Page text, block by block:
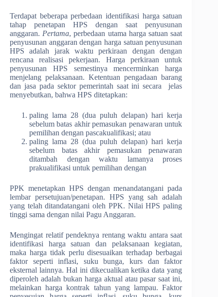
Terdapat beberapa perbedaan identifikasi harga satuan
tahap penetapan HPS dengan saat penyusunan
anggaran. Pertama, perbedaan utama harga satuan saat
penyusunan anggaran dengan harga satuan penyusunan
HPS adalah jarak waktu perkiraan dengan dengan
rencana realisasi pekerjaan. Harga perkiraan untuk
penyusunan HPS semestinya mencerminkan harga
menjelang pelaksanaan. Ketentuan pengadaan barang
dan jasa pada sektor pemerintah saat ini secara jelas
menyebutkan, bahwa HPS ditetapkan:
paling lama 28 (dua puluh delapan) hari kerja
sebelum batas akhir pemasukan penawaran untuk
pemilihan dengan pascakualifikasi; atau
paling lama 28 (dua puluh delapan) hari kerja
sebelum batas akhir pemasukan penawaran
ditambah dengan waktu lamanya proses
prakualifikasi untuk pemilihan dengan
PPK menetapkan HPS dengan menandatangani pada
lembar persetujuan/penetapan. HPS yang sah adalah
yang telah ditandatangani oleh PPK. Nilai HPS paling
tinggi sama dengan nilai Pagu Anggaran.
Mengingat relatif pendeknya rentang waktu antara saat
identifikasi harga satuan dan pelaksanaan kegiatan,
maka harga tidak perlu disesuaikan terhadap berbagai
faktor seperti inflasi, suku bunga, kurs dan faktor
eksternal lainnya. Hal ini dikecualikan ketika data yang
diperoleh adalah bukan harga aktual atau pasar saat ini,
melainkan harga kontrak tahun yang lampau. Faktor